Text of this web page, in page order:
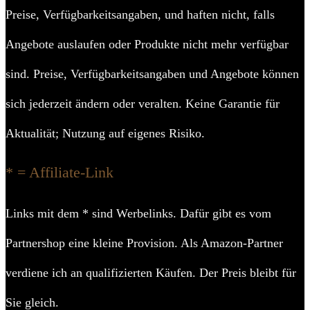
Preise, Verfügbarkeitsangaben, und haften nicht, falls
Angebote auslaufen oder Produkte nicht mehr verfügbar
sind. Preise, Verfügbarkeitsangaben und Angebote können
sich jederzeit ändern oder veralten. Keine Garantie für
Aktualität; Nutzung auf eigenes Risiko.
* = Affiliate-Link
Links mit dem * sind Werbelinks. Dafür gibt es vom
Partnershop eine kleine Provision. Als Amazon-Partner
verdiene ich an qualifizierten Käufen. Der Preis bleibt für
Sie gleich.